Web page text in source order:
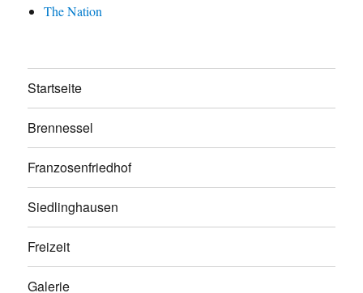
The Nation
Startseite
Brennessel
Franzosenfriedhof
Siedlinghausen
Freizeit
Galerie